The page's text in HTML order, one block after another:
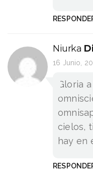
Niurka
16 Junio,
Gloria
cielos,
hay en